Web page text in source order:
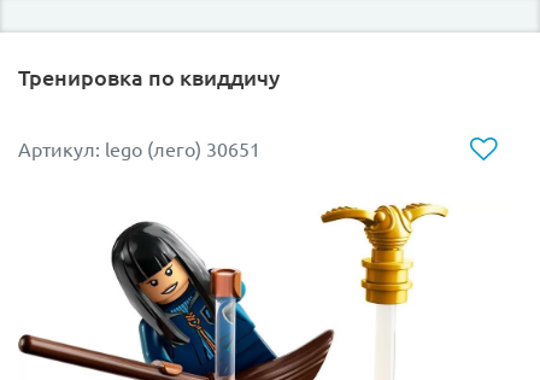
Тренировка по квиддичу
Артикул: lego (лего) 30651